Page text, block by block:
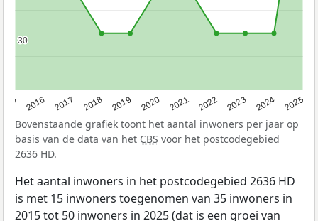
2016 2017 2018 2019 2020 2021 2022 2023 2024 2025
30
30
Bovenstaande grafiek toont het aantal inwoners per jaar op
basis van de data van het CBS voor het postcodegebied
2636 HD.
Het aantal inwoners in het postcodegebied 2636 HD
is met 15 inwoners toegenomen van 35 inwoners in
2015 tot 50 inwoners in 2025 (dat is een groei van